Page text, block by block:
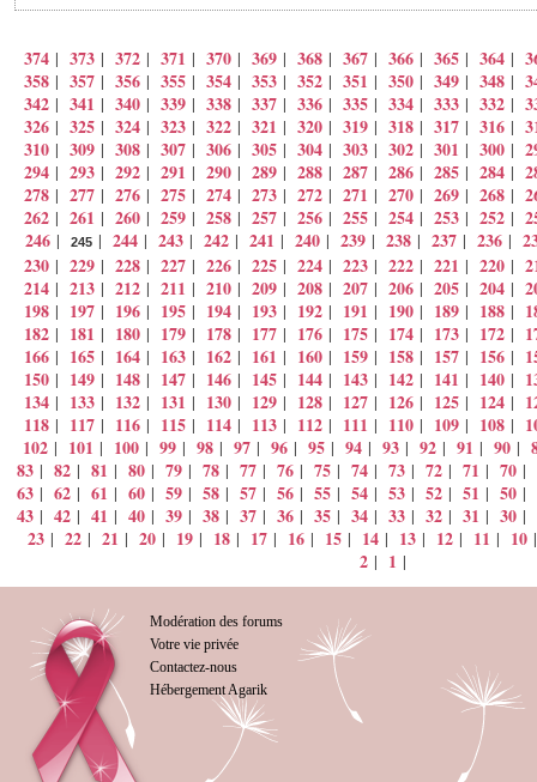
374 | 373 | 372 | 371 | 370 | 369 | 368 | 367 | 366 | 365 | 364 |
358 | 357 | 356 | 355 | 354 | 353 | 352 | 351 | 350 | 349 | 348 |
342 | 341 | 340 | 339 | 338 | 337 | 336 | 335 | 334 | 333 | 332 |
326 | 325 | 324 | 323 | 322 | 321 | 320 | 319 | 318 | 317 | 316 |
310 | 309 | 308 | 307 | 306 | 305 | 304 | 303 | 302 | 301 | 300 |
294 | 293 | 292 | 291 | 290 | 289 | 288 | 287 | 286 | 285 | 284 |
278 | 277 | 276 | 275 | 274 | 273 | 272 | 271 | 270 | 269 | 268 |
262 | 261 | 260 | 259 | 258 | 257 | 256 | 255 | 254 | 253 | 252 |
246 |245 |244 |243 |242 |241 |240 |239 |238 |237 |236 |
230 | 229 | 228 | 227 | 226 | 225 | 224 | 223 | 222 | 221 | 220 |
214 | 213 | 212 | 211 | 210 | 209 | 208 | 207 | 206 | 205 | 204 |
198 | 197 | 196 | 195 | 194 | 193 | 192 | 191 | 190 | 189 | 188 |
182 | 181 | 180 | 179 | 178 | 177 | 176 | 175 | 174 | 173 | 172 |
166 | 165 | 164 | 163 | 162 | 161 | 160 | 159 | 158 | 157 | 156 |
150 | 149 | 148 | 147 | 146 | 145 | 144 | 143 | 142 | 141 | 140 |
134 | 133 | 132 | 131 | 130 | 129 | 128 | 127 | 126 | 125 | 124 |
118 | 117 | 116 | 115 | 114 | 113 | 112 | 111 | 110 | 109 | 108 |
102 | 101 | 100 | 99 | 98 | 97 | 96 | 95 | 94 | 93 | 92 | 91 | 90 |
83 | 82 | 81 | 80 | 79 | 78 | 77 | 76 | 75 | 74 | 73 | 72 | 71 | 70 |
63 | 62 | 61 | 60 | 59 | 58 | 57 | 56 | 55 | 54 | 53 | 52 | 51 | 50 |
43 | 42 | 41 | 40 | 39 | 38 | 37 | 36 | 35 | 34 | 33 | 32 | 31 | 30 |
23 | 22 | 21 | 20 | 19 | 18 | 17 | 16 | 15 | 14 | 13 | 12 | 11 | 10
2 | 1 |
Modération des forums
Votre vie privée
Contactez-nous
Hébergement Agarik